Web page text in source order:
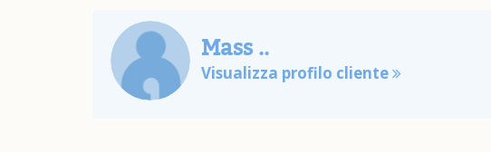
Mass ..
Visualizza profilo cliente